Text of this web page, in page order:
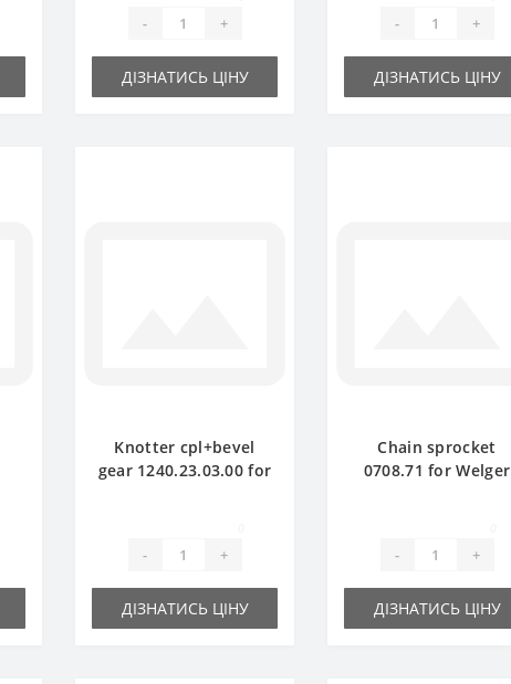
- +
ДІЗНАТИСЬ ЦІНУ
- +
ДІЗНАТИСЬ ЦІНУ
Knotter cpl+bevel
gear 1240.23.03.00 for
- +
ДІЗНАТИСЬ ЦІНУ
Chain sprocket
0708.71 for Welger
- +
ДІЗНАТИСЬ ЦІНУ